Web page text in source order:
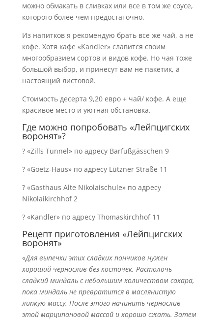
можно обмакать в сливках или все в том же соусе,
которого более чем предостаточно.
Из напитков я рекомендую брать все же чай, а не
кофе. Хотя кафе «Kandler» славится своим
многообразием сортов и видов кофе. Но чая тоже
большой выбор, и принесут вам не пакетик, а
настоящий листовой.
Стоимость десерта 9,20 евро + чай/ кофе. А еще
красивое место и уютная обстановка.
Где можно попробовать «Лейпцигских
воронят»?
? «Zills Tunnel» по адресу Barfußgässchen 9
? «Goetz-Haus» по адресу Lützner Straße 11
? «Gasthaus Alte Nikolaischule» по адресу
Nikolaikirchhof 2
? «Kandler» по адресу Thomaskirchhof 11
Рецепт приготовления «Лейпцигских
воронят»
«Для выпечки этих сладких пончиков нужен
хороший чернослив без косточек. Растолочь
сладкий миндаль с небольшим количеством сахара,
пока миндаль не превратится в маслянистую
липкую массу. После этого начинить чернослив
этой марципановой массой и хорошо сжать. Затем